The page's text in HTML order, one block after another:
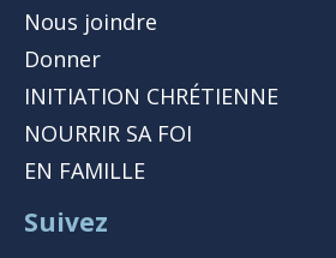
Nous joindre
Donner
INITIATION CHRÉTIENNE
NOURRIR SA FOI
EN FAMILLE
Suivez